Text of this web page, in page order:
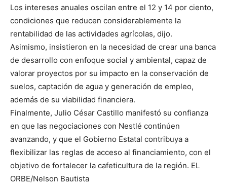
Los intereses anuales oscilan entre el 12 y 14 por ciento,
condiciones que reducen considerablemente la
rentabilidad de las actividades agrícolas, dijo.
Asimismo, insistieron en la necesidad de crear una banca
de desarrollo con enfoque social y ambiental, capaz de
valorar proyectos por su impacto en la conservación de
suelos, captación de agua y generación de empleo,
además de su viabilidad financiera.
Finalmente, Julio César Castillo manifestó su confianza
en que las negociaciones con Nestlé continúen
avanzando, y que el Gobierno Estatal contribuya a
flexibilizar las reglas de acceso al financiamiento, con el
objetivo de fortalecer la cafeticultura de la región. EL
ORBE/Nelson Bautista